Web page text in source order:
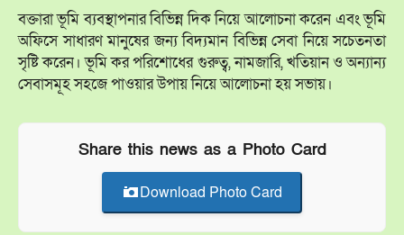
বক্তারা ভূমি ব্যবস্থাপনার বিভিন্ন দিক নিয়ে আলোচনা করেন এবং ভূমি
অফিসে সাধারণ মানুষের জন্য বিদ্যমান বিভিন্ন সেবা নিয়ে সচেতনতা
সৃষ্টি করেন। ভূমি কর পরিশোধের গুরুত্ব, নামজারি, খতিয়ান ও অন্যান্য
সেবাসমূহ সহজে পাওয়ার উপায় নিয়ে আলোচনা হয় সভায়।
Share this news as a Photo Card
Download Photo Card